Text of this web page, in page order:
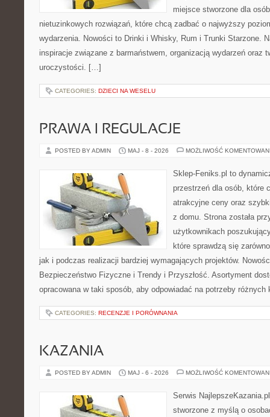
miejsce stworzone dla
nietuzinkowych rozwiązań, które chcą zadbać o najwyższy
wydarzenia. Nowości to Drinki i Whisky, Rum i Trunki Starzone.
inspiracje związane z barmaństwem, organizacją wydarzeń oraz
uroczystości. […]
CATEGORIES: DZIECI NA WESELU
PRAWA I REGULACJE
POSTED BY ADMIN MAJ - 8 - 2026 MOŻLIWOŚĆ
Sklep-Feniks.pl to
przestrzeń dla osób, które
atrakcyjne ceny oraz
z domu. Strona została
użytkownikach
które sprawdzą się
jak i podczas realizacji bardziej wymagających projektów.
Bezpieczeństwo Fizyczne i Trendy i Przyszłość. Asortyment
opracowana w taki sposób, aby odpowiadać na potrzeby
CATEGORIES: RECENZJE I PORÓWNANIA
KAZANIA
POSTED BY ADMIN MAJ - 6 - 2026 MOŻLIWOŚĆ
Serwis
stworzone z myślą o